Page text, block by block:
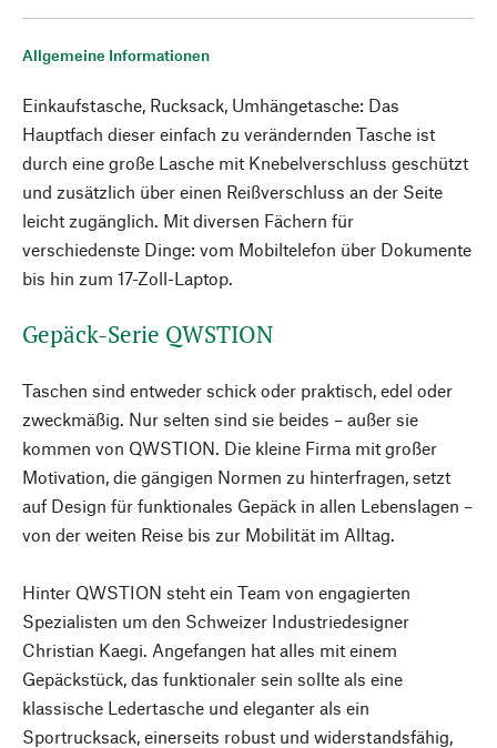
Allgemeine Informationen
Einkaufstasche, Rucksack, Umhängetasche: Das
Hauptfach dieser einfach zu verändernden Tasche ist
durch eine große Lasche mit Knebelverschluss geschützt
und zusätzlich über einen Reißverschluss an der Seite
leicht zugänglich. Mit diversen Fächern für
verschiedenste Dinge: vom Mobiltelefon über Dokumente
bis hin zum 17-Zoll-Laptop.
Gepäck-Serie QWSTION
Taschen sind entweder schick oder praktisch, edel oder
zweckmäßig. Nur selten sind sie beides – außer sie
kommen von QWSTION. Die kleine Firma mit großer
Motivation, die gängigen Normen zu hinterfragen, setzt
auf Design für funktionales Gepäck in allen Lebenslagen –
von der weiten Reise bis zur Mobilität im Alltag.
Hinter QWSTION steht ein Team von engagierten
Spezialisten um den Schweizer Industriedesigner
Christian Kaegi. Angefangen hat alles mit einem
Gepäckstück, das funktionaler sein sollte als eine
klassische Ledertasche und eleganter als ein
Sportrucksack, einerseits robust und widerstandsfähig,